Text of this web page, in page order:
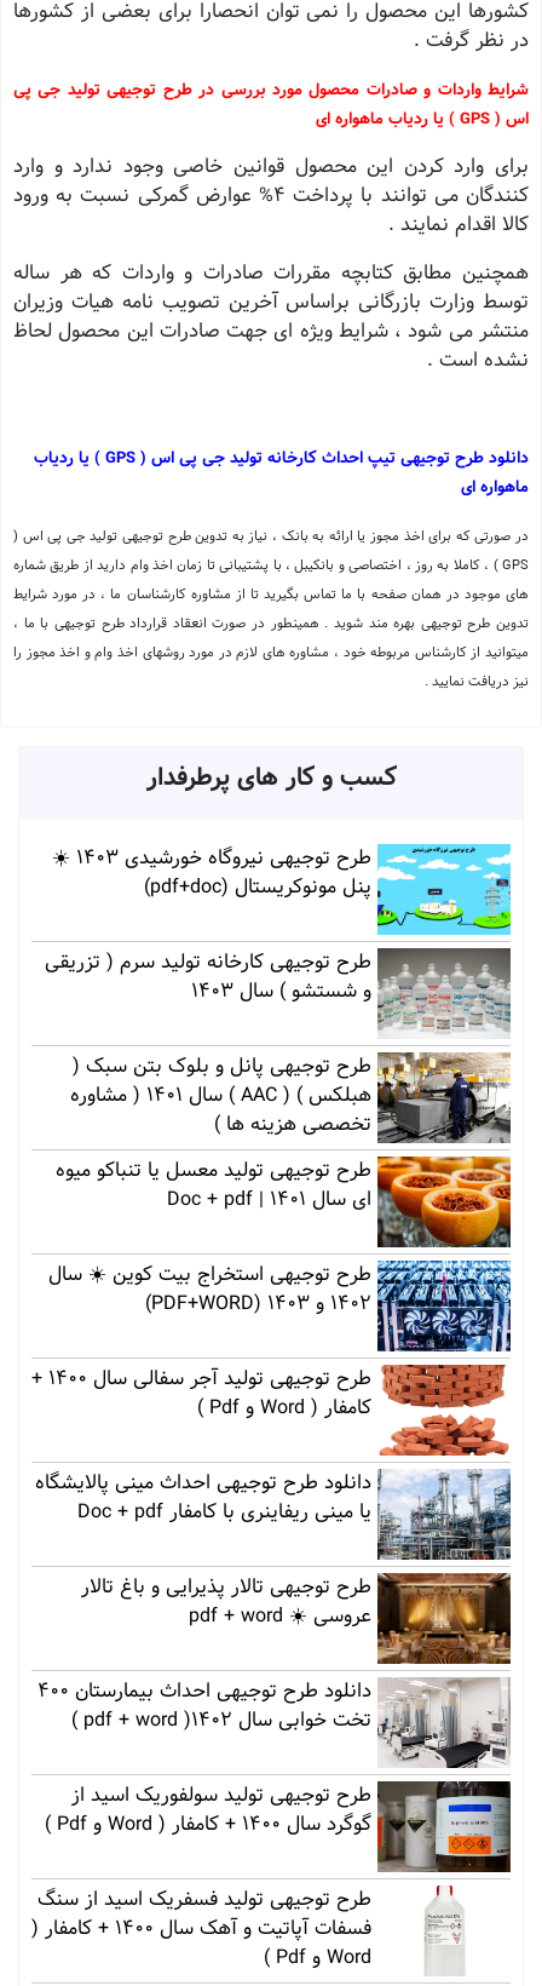
كشورها این محصول را نمی توان انحصارا برای بعضی از كشورها
در نظر گرفت .
شرایط واردات و صادرات محصول مورد بررسی در طرح توجیهی تولید جی پی
اس ( GPS ) یا ردیاب ماهواره ای
برای وارد كردن این محصول قوانین خاصی وجود ندارد و وارد
كنندگان می توانند با پرداخت 4% عوارض گمركی نسبت به ورود
كالا اقدام نمایند .
همچنین مطابق كتابچه مقررات صادرات و واردات كه هر ساله
توسط وزارت بازرگانی براساس آخرین تصویب نامه هیات وزیران
منتشر می شود ، شرایط ویژه ای جهت صادرات این محصول لحاظ
نشده است .
دانلود طرح توجیهی تیپ احداث کارخانه تولید جی پی اس ( GPS ) یا ردیاب
ماهواره ای
در صورتی که برای اخذ مجوز یا ارائه به بانک ، نیاز به تدوین طرح توجیهی تولید جی پی اس (
GPS ) ، کاملا به روز ، اختصاصی و بانکیبل ، با پشتیبانی تا زمان اخذ وام دارید از طریق شماره
های موجود در همان صفحه با ما تماس بگیرید تا از مشاوره کارشناسان ما ، در مورد شرایط
تدوین طرح توجیهی بهره مند شوید . همینطور در صورت انعقاد قرارداد طرح توجیهی با ما ،
میتوانید از کارشناس مربوطه خود ، مشاوره های لازم در مورد روشهای اخذ وام و اخذ مجوز را
نیز دریافت نمایید .
کسب و کار های پرطرفدار
طرح توجیهی نیروگاه خورشیدی 1403 ☀️
پنل مونوکریستال (pdf+doc)
طرح توجیهی کارخانه تولید سرم ( تزریقی
و شستشو ) سال 1403
طرح توجیهی پانل و بلوک بتن سبک (
هبلکس ) ( AAC ) سال 1401 ( مشاوره
تخصصی هزینه ها )
طرح توجیهی تولید معسل یا تنباکو میوه
ای سال 1401 | Doc + pdf
طرح توجیهی استخراج بیت کوین ☀️ سال
1402 و 1403 (PDF+WORD)
طرح توجیهی تولید آجر سفالی سال 1400 +
کامفار ( Word و Pdf )
دانلود طرح توجیهی احداث مینی پالایشگاه
یا مینی ریفاینری با کامفار Doc + pdf
طرح توجیهی تالار پذیرایی و باغ تالار
عروسی ☀️ pdf + word
دانلود طرح توجیهی احداث بیمارستان 400
تخت خوابی سال 1402( pdf + word )
طرح توجیهی تولید سولفوریک اسید از
گوگرد سال 1400 + کامفار ( Word و Pdf )
طرح توجیهی تولید فسفریک اسید از سنگ
فسفات آپاتیت و آهک سال 1400 + کامفار (
Word و Pdf )